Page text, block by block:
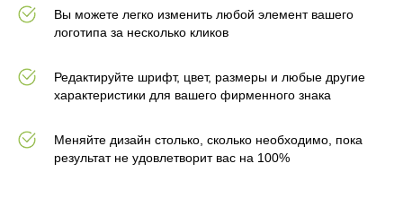
Вы можете легко изменить любой элемент вашего
логотипа за несколько кликов
Редактируйте шрифт, цвет, размеры и любые другие
характеристики для вашего фирменного знака
Меняйте дизайн столько, сколько необходимо, пока
результат не удовлетворит вас на 100%